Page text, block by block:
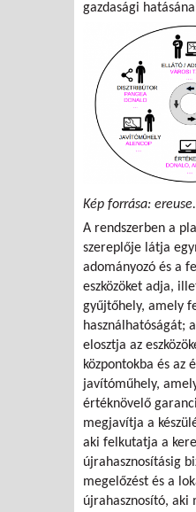
gazdasági
Kép forrása:
A rendszerben a
szereplője látja
adományozó és a
eszközöket adja,
gyűjtőhely, amely
használhatóságát;
elosztja az
központokba és az
javítóműhely,
értéknövelő
megjavítja a
aki felkutatja a
újrahasznosításig
megelőzést és a
újrahasznosító, aki